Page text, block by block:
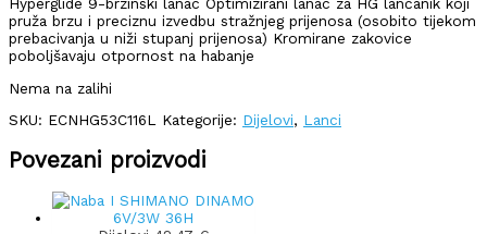
pruža brzu i preciznu izvedbu stražnjeg prijenosa (osobito tijekom
prebacivanja u niži stupanj prijenosa) Kromirane zakovice
poboljšavaju otpornost na habanje
Nema na zalihi
SKU: ECNHG53C116L Kategorije: Dijelovi, Lanci
Povezani proizvodi